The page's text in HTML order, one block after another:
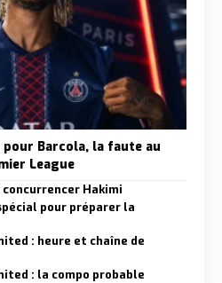
pour Barcola, la faute au
League
concurrencer Hakimi
pour préparer la
: heure et chaîne de
: la compo probable